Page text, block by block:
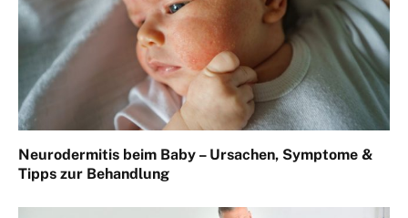
Neurodermitis beim Baby – Ursachen, Symptome &
Tipps zur Behandlung